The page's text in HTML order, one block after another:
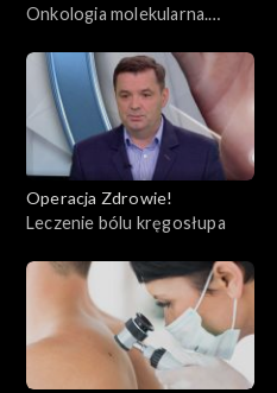
Onkologia molekularna.
Operacja Zdrowie!
Leczenie bólu kręgosłupa